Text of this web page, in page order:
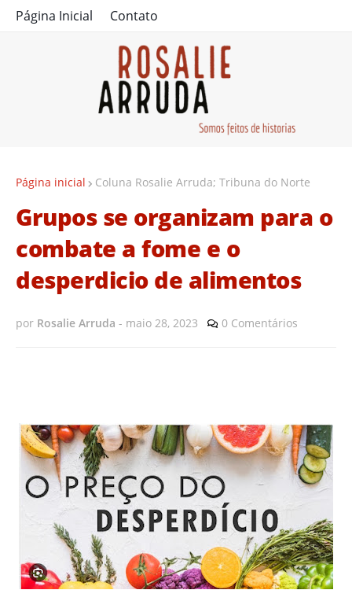
Página Inicial Contato
Página inicial Coluna Rosalie Arruda; Tribuna do Norte
Grupos se organizam para o
combate a fome e o
desperdicio de alimentos
por Rosalie Arruda - maio 28, 2023 0 Comentários